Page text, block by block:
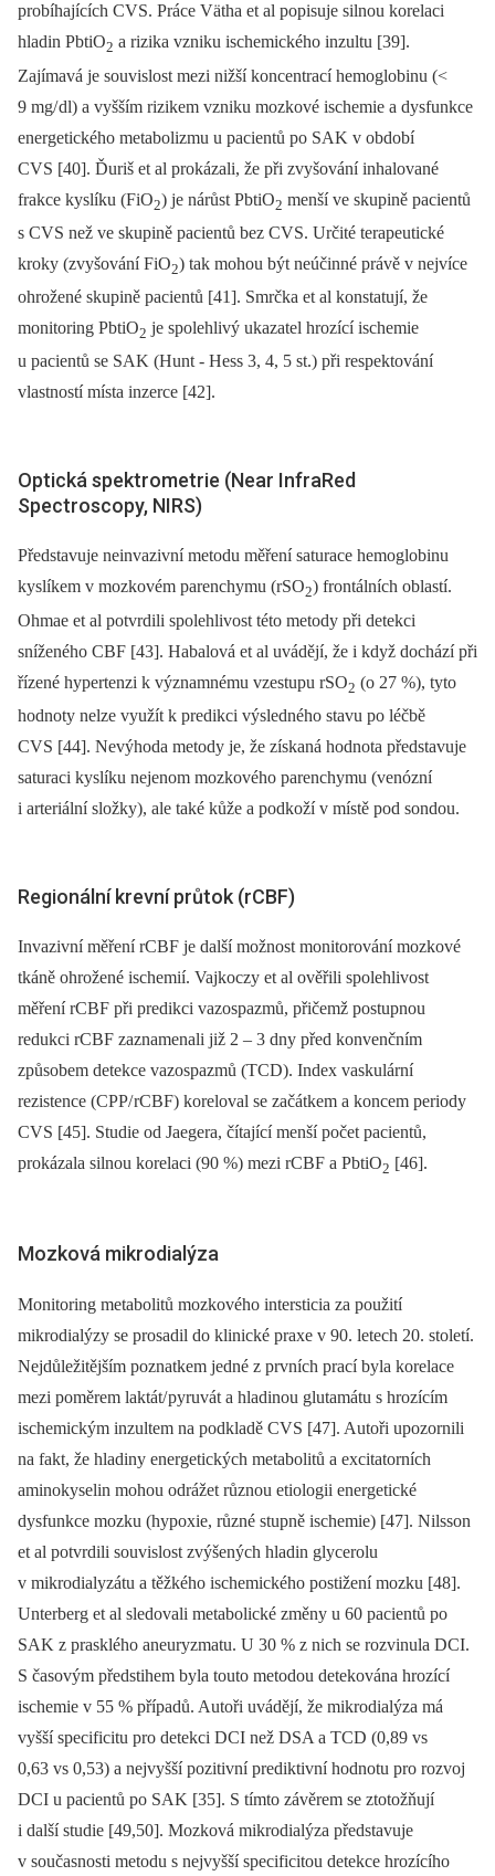
probíhajících CVS. Práce Vätha et al popisuje silnou korelaci
hladin PbtiO2 a rizika vzniku ischemického inzultu [39].
Zajímavá je souvislost mezi nižší koncentrací hemoglobinu (<
9 mg/ dl) a vyšším rizikem vzniku mozkové ischemie a dysfunkce
energetického metabolizmu u pacientů po SAK v období
CVS [40]. Ďuriš et al prokázali, že při zvyšování inhalované
frakce kyslíku (FiO2) je nárůst PbtiO2 menší ve skupině pacientů
s CVS než ve skupině pacientů bez CVS. Určité terapeutické
kroky (zvyšování FiO2) tak mohou být neúčinné právě v nejvíce
ohrožené skupině pacientů [41]. Smrčka et al konstatují, že
monitoring PbtiO2 je spolehlivý ukazatel hrozící ischemie
u pacientů se SAK (Hunt ‑⁠ Hess 3, 4, 5 st.) při respektování
vlastností místa inzerce [42].
Optická spektrometrie (Near InfraRed
Spectroscopy, NIRS)
Představuje neinvazivní metodu měření saturace hemoglobinu
kyslíkem v mozkovém parenchymu (rSO2) frontálních oblastí.
Ohmae et al potvrdili spolehlivost této metody při detekci
sníženého CBF [43]. Habalová et al uvádějí, že i když dochází při
řízené hypertenzi k významnému vzestupu rSO2 (o 27 %), tyto
hodnoty nelze využít k predikci výsledného stavu po léčbě
CVS [44]. Nevýhoda metody je, že získaná hodnota představuje
saturaci kyslíku nejenom mozkového parenchymu (venózní
i arteriální složky), ale také kůže a podkoží v místě pod sondou.
Regionální krevní průtok (rCBF)
Invazivní měření rCBF je další možnost monitorování mozkové
tkáně ohrožené ischemií. Vajkoczy et al ověřili spolehlivost
měření rCBF při predikci vazospazmů, přičemž postupnou
redukci rCBF zaznamenali již 2 –⁠ 3 dny před konvenčním
způsobem detekce vazospazmů (TCD). Index vaskulární
rezistence (CPP/ rCBF) koreloval se začátkem a koncem periody
CVS [45]. Studie od Jaegera, čítající menší počet pacientů,
prokázala silnou korelaci (90 %) mezi rCBF a PbtiO2 [46].
Mozková mikrodialýza
Monitoring metabolitů mozkového intersticia za použití
mikrodialýzy se prosadil do klinické praxe v 90. letech 20. století.
Nejdůležitějším poznatkem jedné z prvních prací byla korelace
mezi poměrem laktát/ pyruvát a hladinou glutamátu s hrozícím
ischemickým inzultem na podkladě CVS [47]. Autoři upozornili
na fakt, že hladiny energetických metabolitů a excitatorních
aminokyselin mohou odrážet různou etiologii energetické
dysfunkce mozku (hypoxie, různé stupně ischemie) [47]. Nilsson
et al potvrdili souvislost zvýšených hladin glycerolu
v mikrodialyzátu a těžkého ischemického postižení mozku [48].
Unterberg et al sledovali metabolické změny u 60 pacientů po
SAK z prasklého aneuryzmatu. U 30 % z nich se rozvinula DCI.
S časovým předstihem byla touto metodou detekována hrozící
ischemie v 55 % případů. Autoři uvádějí, že mikrodialýza má
vyšší specificitu pro detekci DCI než DSA a TCD (0,89 vs
0,63 vs 0,53) a nejvyšší pozitivní prediktivní hodnotu pro rozvoj
DCI u pacientů po SAK [35]. S tímto závěrem se ztotožňují
i další studie [49,50]. Mozková mikrodialýza představuje
v současnosti metodu s nejvyšší specificitou detekce hrozícího